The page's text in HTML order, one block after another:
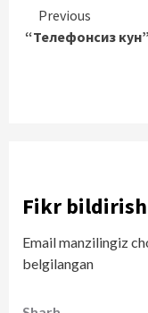
Continue
Reading
Previous
“Телефонсиз
Fikr bildirish
Email manzilingiz
belgilangan